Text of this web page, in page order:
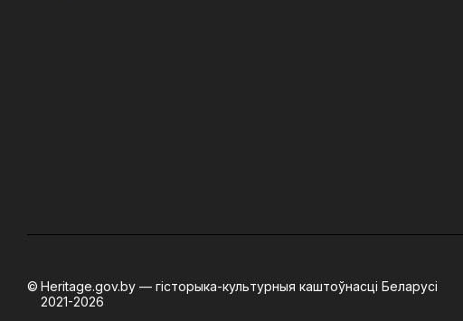
Heritage.gov.by — гісторыка-культурныя каштоўнасці Беларусі
2021-2026